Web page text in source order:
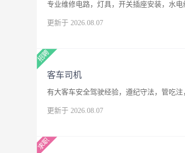
专业维修电路，灯具，开关插座安装，水电
更新于 2026.08.07
客车司机
有大客车安全驾驶经验，遵纪守法，管吃注
更新于 2026.08.07